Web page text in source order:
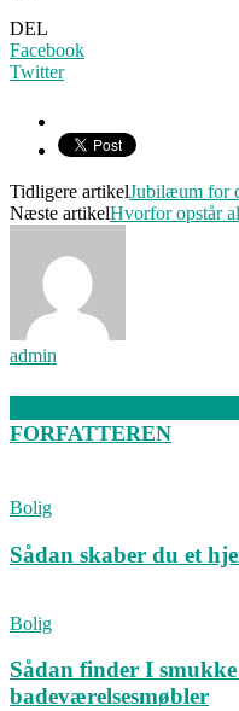
DEL
Facebook
Twitter
Tidligere artikelJubilæum for
Næste artikelHvorfor opstår
admin
FORFATTEREN
Bolig
Sådan skaber du et
Bolig
Sådan finder I
badeværelsesmøbler